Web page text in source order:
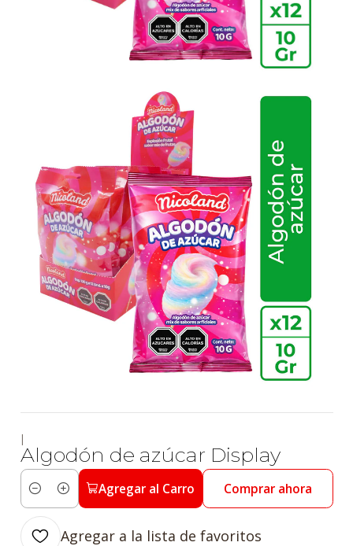
|
Algodón de azúcar Display
Cantidad
Agregar al Carro Comprar ahora
Agregar a la lista de favoritos